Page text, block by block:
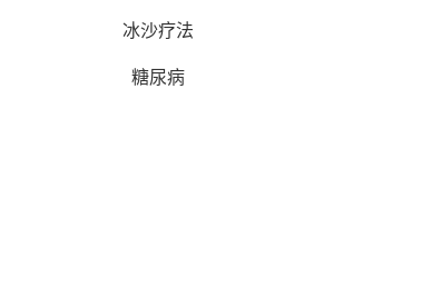
冰沙疗法
糖尿病